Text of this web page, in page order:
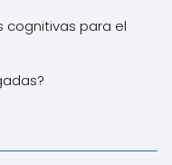
cognitivas para el